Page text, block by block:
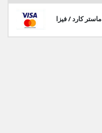
ماستر كارد / فيزا